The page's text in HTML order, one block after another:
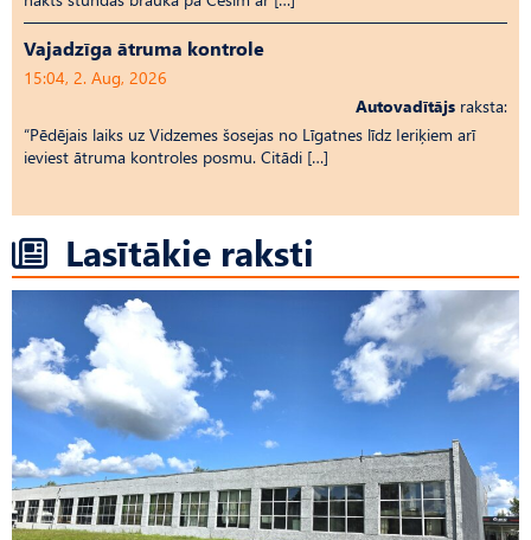
Vajadzīga ātruma kontrole
15:04, 2. Aug, 2026
Autovadītājs raksta:
“Pēdējais laiks uz Vid­ze­mes šosejas no Līgatnes līdz Ieriķiem arī
ieviest ātruma kontroles posmu. Citādi […]
Lasītākie raksti